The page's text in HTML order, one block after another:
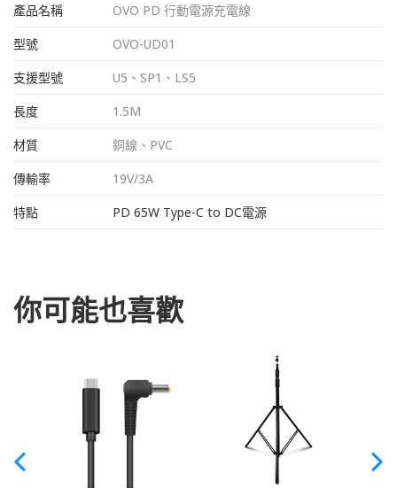
產品名稱
OVO PD 行動電源充電線
型號
OVO-UD01
支援型號
U5、SP1、LS5
長度
1.5M
材質
銅線、PVC
傳輸率
19V/3A
特點
PD 65W Type-C to DC電源
你可能也喜歡